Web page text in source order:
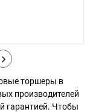
торшеры в
производителей
гарантией. Чтобы